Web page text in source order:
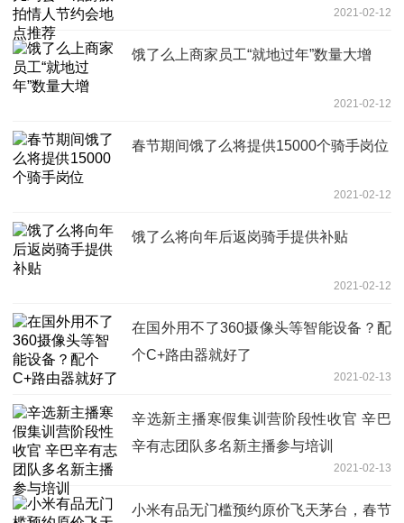
2021-02-12
饿了么上商家员工“就地过年”数量大增
2021-02-12
春节期间饿了么将提供15000个骑手岗位
2021-02-12
饿了么将向年后返岗骑手提供补贴
2021-02-12
在国外用不了360摄像头等智能设备？配
个C+路由器就好了
2021-02-13
辛选新主播寒假集训营阶段性收官 辛巴
辛有志团队多名新主播参与培训
2021-02-13
小米有品无门槛预约原价飞天茅台，春节